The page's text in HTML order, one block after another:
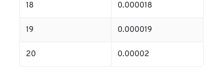
18 0.000018
19 0.000019
20 0.00002